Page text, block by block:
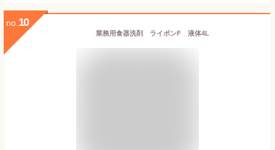
no. 10
業務用食器洗剤 ライポンF 液体4L